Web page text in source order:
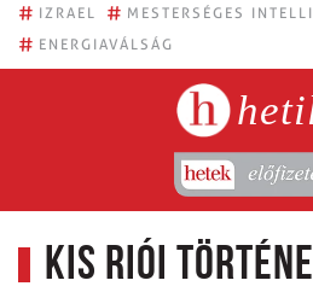
# IZRAEL # MESTERSÉGES
# ENERGIAVÁLSÁG
Kis riói